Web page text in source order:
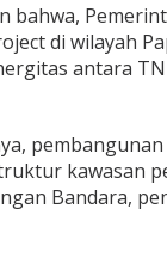
bahwa,
di wilayah
antara
kawasan
Bandara,